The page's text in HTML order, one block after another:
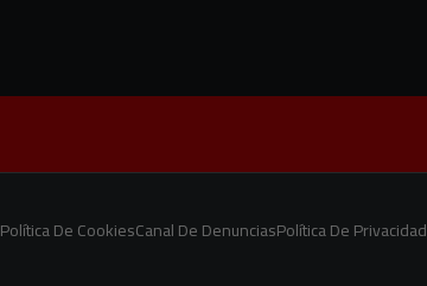
Política De CookiesCanal De DenunciasPolítica De Privacidad